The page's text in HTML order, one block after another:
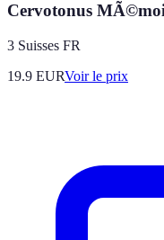
Cervotonus
3 Suisses FR
19.9 EURVoir le prix